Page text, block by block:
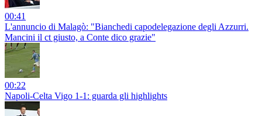
00:41
L'annuncio di Malagò: "Bianchedi capodelegazione degli Azzurri.
Mancini il ct giusto, a Conte dico grazie"
00:22
Napoli-Celta Vigo 1-1: guarda gli highlights